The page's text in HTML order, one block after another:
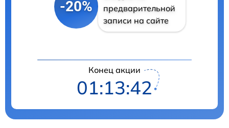
-20%
предварительной
записи на сайте
Конец акции
01:13:41